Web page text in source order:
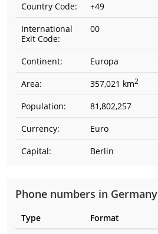
Country Code:
+49
International
Exit Code:
00
Continent:
Europa
Area:
357,021 km2
Population:
81,802,257
Currency:
Euro
Capital:
Berlin
Phone numbers in Germany
Type
Format